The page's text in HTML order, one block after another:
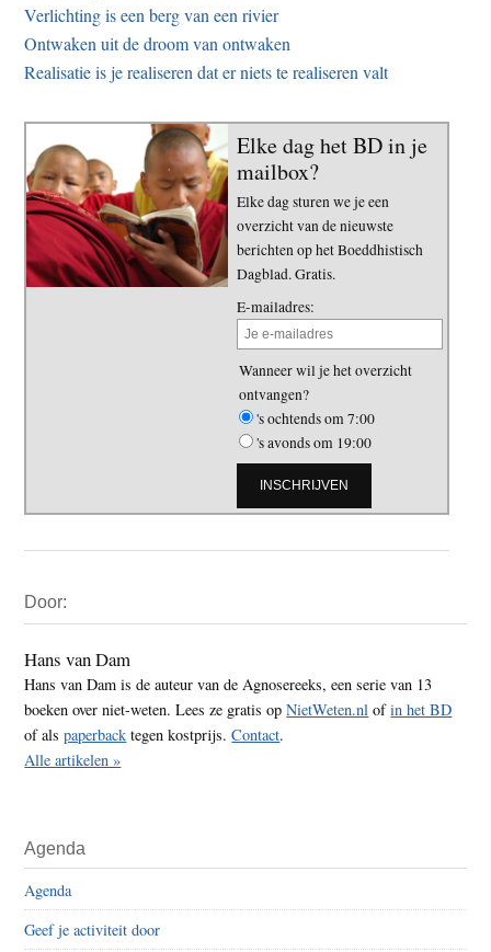
Verlichting is een berg van een rivier
Ontwaken uit de droom van ontwaken
Realisatie is je realiseren dat er niets te realiseren valt
Elke dag het BD in je
mailbox?
Elke dag sturen we je een
overzicht van de nieuwste
berichten op het Boeddhistisch
Dagblad. Gratis.
E-mailadres:
Wanneer wil je het overzicht
ontvangen?
's ochtends om 7:00
's avonds om 19:00
Sidebar
Door:
Hans van Dam
Hans van Dam is de auteur van de Agnosereeks, een serie van 13
boeken over niet-weten. Lees ze gratis opNietWeten.nl ofin het BD
of alspaperback tegen kostprijs.Contact.
Alle artikelen »
Agenda
Agenda
Geef je activiteit door